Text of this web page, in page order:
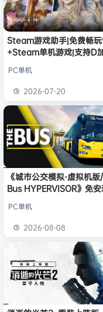
普洱 签到
欢迎今***
欢迎豆豆
欢迎N**e
Steam游戏助手|免费畅
+Steam单机游戏|支持D
PC单机
2026-07-20
《城市公交模拟-虚拟机
Bus HYPERVISOR》免安
PC单机
2026-08-08